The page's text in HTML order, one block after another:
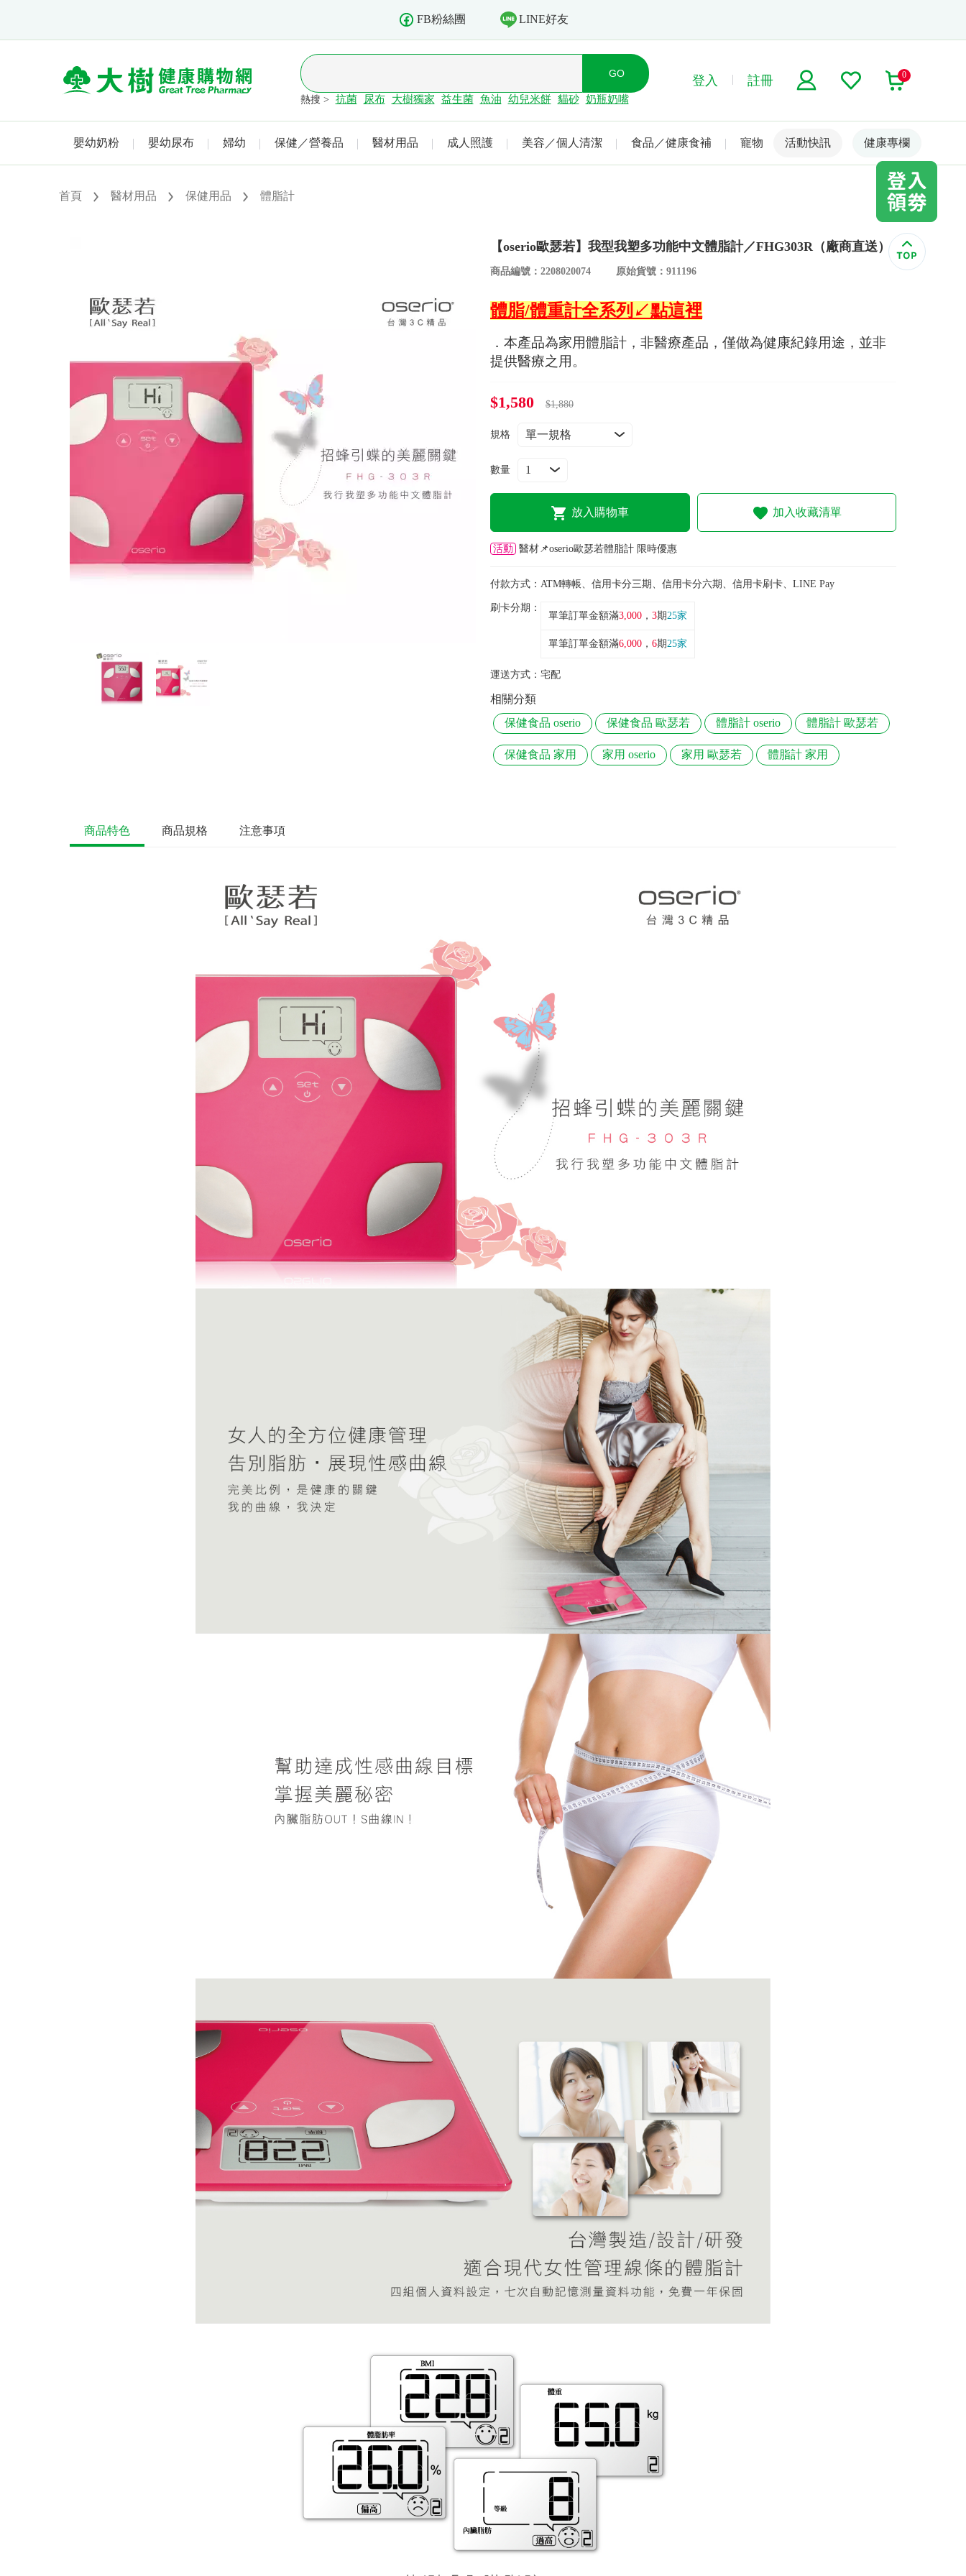
FB粉絲團 LINE好友
熱搜 > 抗菌 尿布 大樹獨家 益生菌 魚油 幼兒米餅 貓砂 奶瓶奶嘴
登入 註冊 0
嬰幼奶粉 嬰幼尿布 婦幼 保健／營養品 醫材用品 成人照護 美容／個人清潔 食品／健康食補 寵物 名人嚴選
活動快訊 健康專欄
首頁 醫材用品 保健用品 體脂計
【oserio歐瑟若】我型我塑多功能中文體脂計／FHG303R（廠商直送）
商品編號：2208020074 原始貨號：911196
體脂/體重計全系列↙點這裡
．本產品為家用體脂計，非醫療產品，僅做為健康紀錄用途，並非
提供醫療之用。
$1,580 $1,880
規格
數量
放入購物車 加入收藏清單
活動 醫材📌oserio歐瑟若體脂計 限時優惠
付款方式： ATM轉帳、信用卡分三期、信用卡分六期、信用卡刷卡、LINE Pay
刷卡分期：
單筆訂單金額滿3,000 ， 3期25家
單筆訂單金額滿6,000 ， 6期25家
運送方式： 宅配
相關分類
保健食品 oserio
保健食品 歐瑟若 體脂計 oserio 體脂計 歐瑟若
保健食品 家用 家用 oserio 家用 歐瑟若 體脂計 家用
商品特色 商品規格 注意事項